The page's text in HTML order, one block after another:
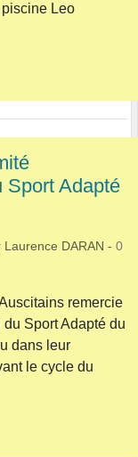
Leo
Sport Adapté
Laurence DARAN - 0
remercie
Sport Adapté du
dans leur
le cycle du